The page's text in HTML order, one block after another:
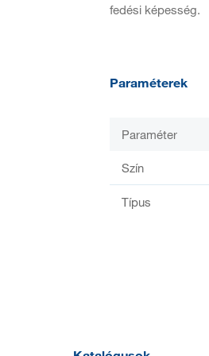
fedési képesség.
Paraméterek
Paraméter
Szín
Típus